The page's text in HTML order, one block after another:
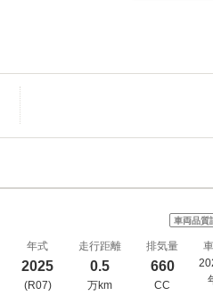
車両品質
年式
2025
(R07)
走行距離
0.5
万km
排気量
660
CC